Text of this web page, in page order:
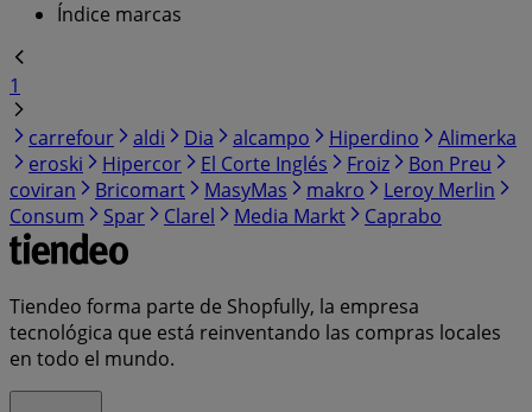
Índice marcas
1
carrefour
aldi Dia alcampo Hiperdino
Alimerka
eroski
Hipercor El Corte Inglés Froiz
Bon Preu
coviran
Bricomart MasyMas makro
Leroy Merlin
Consum
Spar Clarel Media Markt Caprabo
Tiendeo forma parte de Shopfully, la empresa
tecnológica que está reinventando las compras locales
en todo el mundo.